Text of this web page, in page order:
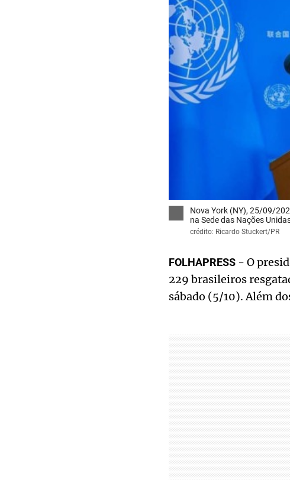
Nova York (NY), 25/09/
na Sede das Nações
crédito: Ricardo Stuckert/PR
FOLHAPRESS- O
229 brasileiros
sábado (5/10). Além